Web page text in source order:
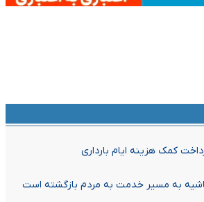
کمک هزینه ایام بارداری
به مسیر خدمت به مردم بازگشته است